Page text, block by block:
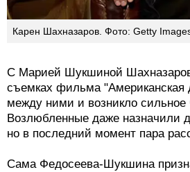
Карен Шахназаров. Фото: Getty
С Марией Шукшиной
съемках фильма "Американская
между ними и возникло сильное
Возлюбленные даже назначили
но в последний момент пара
Сама Федосеева-Шукшина